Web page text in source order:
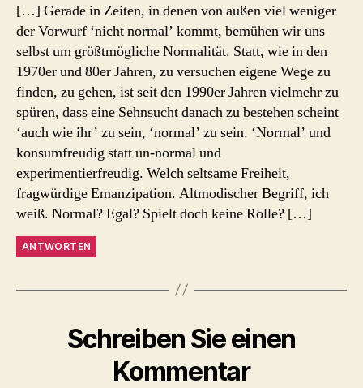
[…] Gerade in Zeiten, in denen von außen viel weniger
der Vorwurf ‘nicht normal’ kommt, bemühen wir uns
selbst um größtmögliche Normalität. Statt, wie in den
1970er und 80er Jahren, zu versuchen eigene Wege zu
finden, zu gehen, ist seit den 1990er Jahren vielmehr zu
spüren, dass eine Sehnsucht danach zu bestehen scheint
‘auch wie ihr’ zu sein, ‘normal’ zu sein. ‘Normal’ und
konsumfreudig statt un-normal und
experimentierfreudig. Welch seltsame Freiheit,
fragwürdige Emanzipation. Altmodischer Begriff, ich
weiß. Normal? Egal? Spielt doch keine Rolle? […]
ANTWORTEN
Schreiben Sie einen
Kommentar